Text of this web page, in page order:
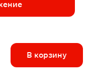
В корзину